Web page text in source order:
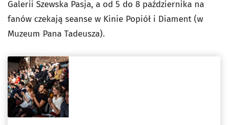
Galerii Szewska Pasja, a od 5 do 8 października na
fanów czekają seanse w Kinie Popiół i Diament (w
Muzeum Pana Tadeusza).